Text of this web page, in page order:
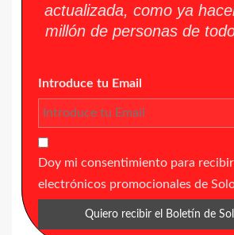
actualizada, como ya
millón de personas de
Introduce tu Email
Doy mi consentimiento para
electrónicos promocionales de